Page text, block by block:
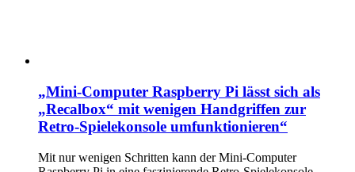
„Mini-Computer Raspberry Pi lässt sich als
„Recalbox“ mit wenigen Handgriffen zur
Retro-Spielekonsole umfunktionieren“
Mit nur wenigen Schritten kann der Mini-Computer